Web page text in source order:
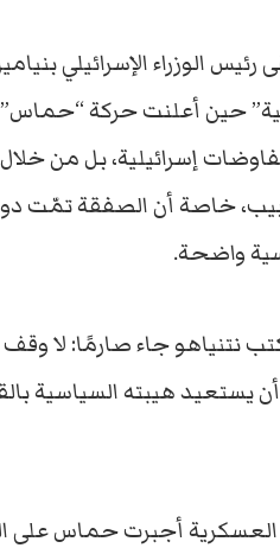
رئيسالوزراءالإسرائيلي
حينأعلنتحركة “حماس”
إسرائيلية،بلمنخلال
خاصةأنالصفقةتمّت
واضحة.
نتنياهوجاءصارمًا: لاوقف
أنيستعيدهيبتهالسياسية
العسكريةأجبرتحماسعلى